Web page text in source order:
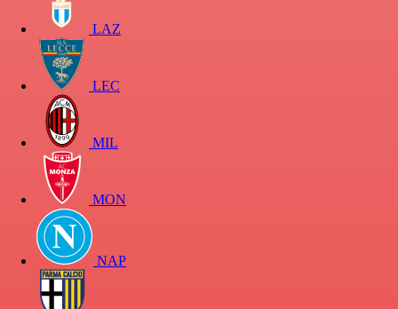
LAZ
LEC
MIL
MON
NAP